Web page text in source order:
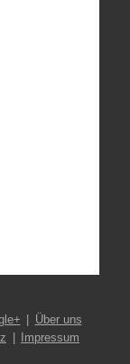
Über uns
Impressum